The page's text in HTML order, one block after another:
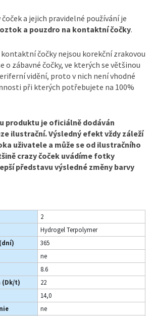
a jejich pravidelné používání je
a pouzdro na kontaktní čočky.
kontaktní čočky nejsou korekční zrakovou
o zábavné čočky, ve kterých se většinou
vidění, proto v nich není vhodné
při kterých potřebujete na 100%
produktu je oficiálně dodáván
ilustrační. Výsledný efekt vždy záleží
uživatele a může se od ilustračního
crazy čoček uvádíme fotky
představu výsledné změny barvy
2
Hydrogel Terpolymer
365
ne
8.6
(Dk/t)
22
14,0
ne